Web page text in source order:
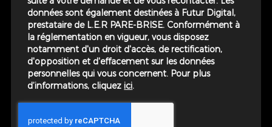
données sont également destinées à Futur Digital,
prestataire de L.E.R PARE-BRISE. Conformément à
la réglementation en vigueur, vous disposez
notamment d'un droit d'accès, de rectification,
d'opposition et d'effacement sur les données
personnelles qui vous concernent. Pour plus
d’informations, cliquezici.